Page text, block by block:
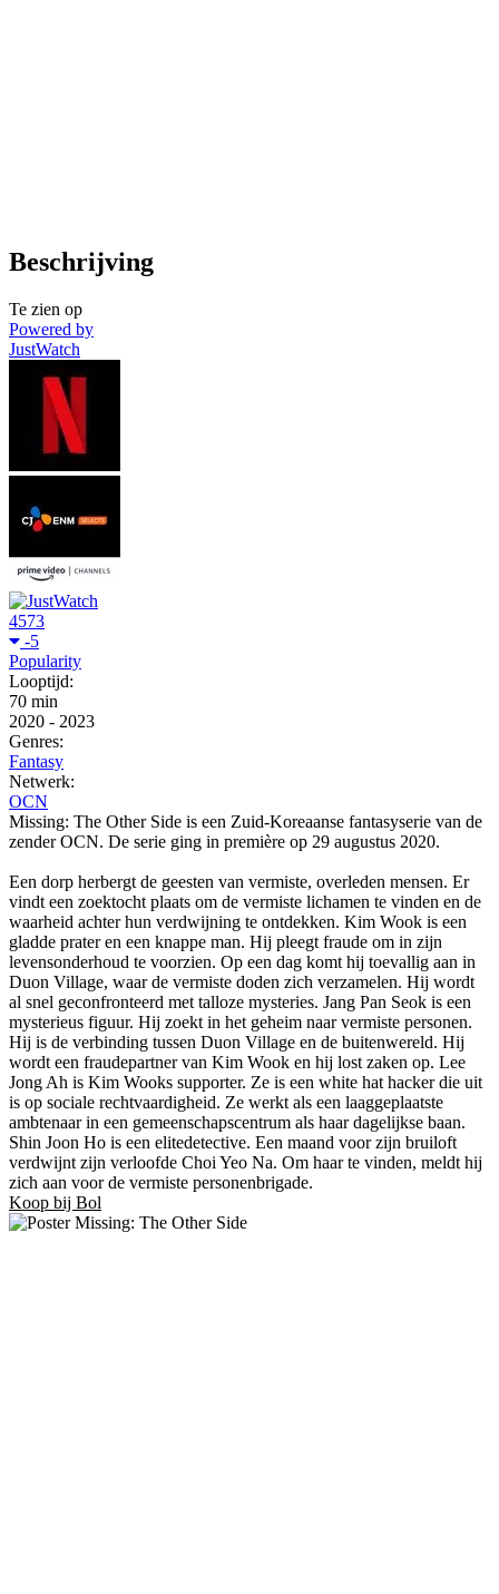
Beschrijving
Te zien op
Powered by
JustWatch
4573
-5
Popularity
Looptijd:
70 min
2020 - 2023
Genres:
Fantasy
Netwerk:
OCN
Missing: The Other Side is een Zuid-Koreaanse fantasyserie van de
zender OCN. De serie ging in première op 29 augustus 2020.
Een dorp herbergt de geesten van vermiste, overleden mensen. Er
vindt een zoektocht plaats om de vermiste lichamen te vinden en de
waarheid achter hun verdwijning te ontdekken. Kim Wook is een
gladde prater en een knappe man. Hij pleegt fraude om in zijn
levensonderhoud te voorzien. Op een dag komt hij toevallig aan in
Duon Village, waar de vermiste doden zich verzamelen. Hij wordt
al snel geconfronteerd met talloze mysteries. Jang Pan Seok is een
mysterieus figuur. Hij zoekt in het geheim naar vermiste personen.
Hij is de verbinding tussen Duon Village en de buitenwereld. Hij
wordt een fraudepartner van Kim Wook en hij lost zaken op. Lee
Jong Ah is Kim Wooks supporter. Ze is een white hat hacker die uit
is op sociale rechtvaardigheid. Ze werkt als een laaggeplaatste
ambtenaar in een gemeenschapscentrum als haar dagelijkse baan.
Shin Joon Ho is een elitedetective. Een maand voor zijn bruiloft
verdwijnt zijn verloofde Choi Yeo Na. Om haar te vinden, meldt hij
zich aan voor de vermiste personenbrigade.
Koop bij Bol